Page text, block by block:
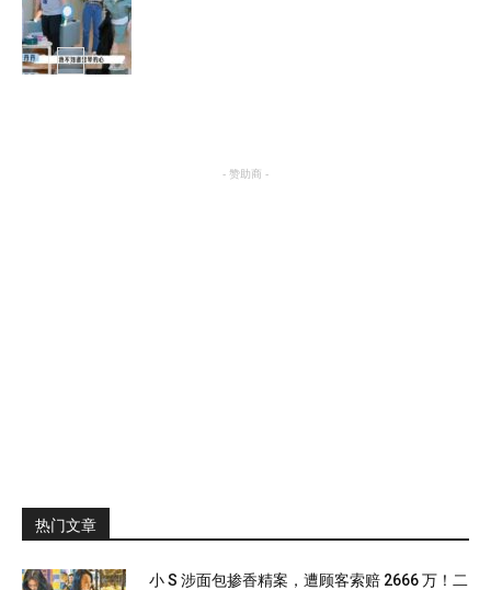
- 赞助商 -
热门文章
小 S 涉面包掺香精案，遭顾客索赔 2666 万！二